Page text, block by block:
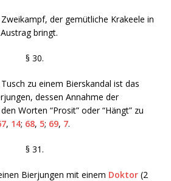
der gemütliche Krakeele in
bringt.
§ 30.
zu einem Bierskandal ist das
dessen Annahme der
Worten “Prosit” oder “Hängt” zu
, 14; 68, 5; 69, 7.
§ 31.
Bierjungen mit einem Doktor (2